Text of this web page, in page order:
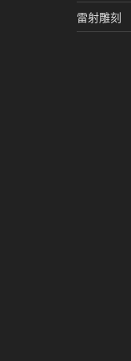
雷射雕刻